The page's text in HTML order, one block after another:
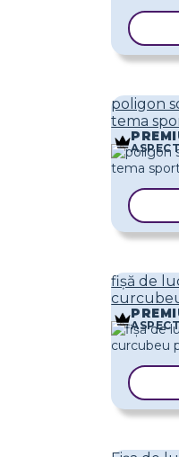
poligon
tema
fișă de
ASPECT